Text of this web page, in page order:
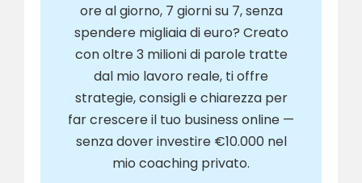
ore al giorno, 7 giorni su 7, senza
spendere migliaia di euro? Creato
con oltre 3 milioni di parole tratte
dal mio lavoro reale, ti offre
strategie, consigli e chiarezza per
far crescere il tuo business online —
senza dover investire €10.000 nel
mio coaching privato.